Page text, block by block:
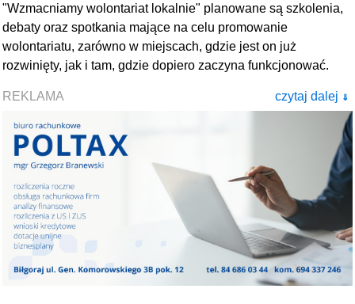
"Wzmacniamy wolontariat lokalnie" planowane są szkolenia,
debaty oraz spotkania mające na celu promowanie
wolontariatu, zarówno w miejscach, gdzie jest on już
rozwinięty, jak i tam, gdzie dopiero zaczyna funkcjonować.
czytaj dalej ⇓
REKLAMA